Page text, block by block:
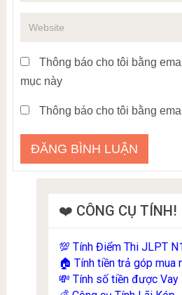
Thông báo cho tôi bằng
mục này
Thông báo cho tôi bằng
❤️ CÔNG CỤ TÍNH!
💯 Tính Điểm Thi JLPT
🏠 Tính tiền trả góp mua
💸 Tính số tiền được Vay